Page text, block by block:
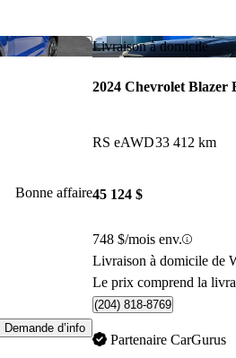
Enregistrer cette annonce
Bonne affaire
Demande d’info
Livraison à domicile
2024 Chevrolet Blazer
RS eAWD33 412 km
45 124 $
748 $/mois env.
Livraison à domicile de
Le prix comprend la
(204) 818-8769
Partenaire CarGurus